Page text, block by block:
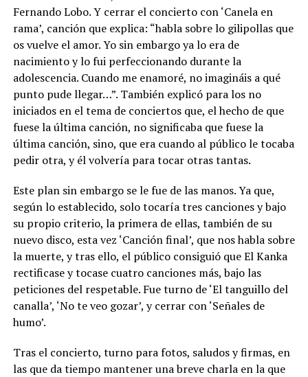
Fernando Lobo. Y cerrar el concierto con ‘Canela en
rama’, canción que explica: “habla sobre lo gilipollas que
os vuelve el amor. Yo sin embargo ya lo era de
nacimiento y lo fui perfeccionando durante la
adolescencia. Cuando me enamoré, no imagináis a qué
punto pude llegar…”. También explicó para los no
iniciados en el tema de conciertos que, el hecho de que
fuese la última canción, no significaba que fuese la
última canción, sino, que era cuando al público le tocaba
pedir otra, y él volvería para tocar otras tantas.
Este plan sin embargo se le fue de las manos. Ya que,
según lo establecido, solo tocaría tres canciones y bajo
su propio criterio, la primera de ellas, también de su
nuevo disco, esta vez ‘Canción final’, que nos habla sobre
la muerte, y tras ello, el público consiguió que El Kanka
rectificase y tocase cuatro canciones más, bajo las
peticiones del respetable. Fue turno de ‘El tanguillo del
canalla’, ‘No te veo gozar’, y cerrar con ‘Señales de
humo’.
Tras el concierto, turno para fotos, saludos y firmas, en
las que da tiempo mantener una breve charla en la que